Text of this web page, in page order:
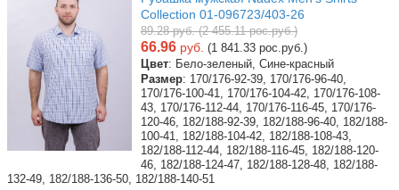
Collection 01-096723/403-26
89.28 руб. (2 455.11 рос.руб.)
66.96 руб. (1 841.33 рос.руб.)
Цвет: Бело-зеленый, Сине-красный
Размер: 170/176-92-39, 170/176-96-40,
170/176-100-41, 170/176-104-42, 170/176-108-
43, 170/176-112-44, 170/176-116-45, 170/176-
120-46, 182/188-92-39, 182/188-96-40, 182/188-
100-41, 182/188-104-42, 182/188-108-43,
182/188-112-44, 182/188-116-45, 182/188-120-
46, 182/188-124-47, 182/188-128-48, 182/188-
132-49, 182/188-136-50, 182/188-140-51